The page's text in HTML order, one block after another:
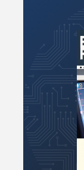
PCB/Montaż
Podstawy
Podzespoły
Pomiary i